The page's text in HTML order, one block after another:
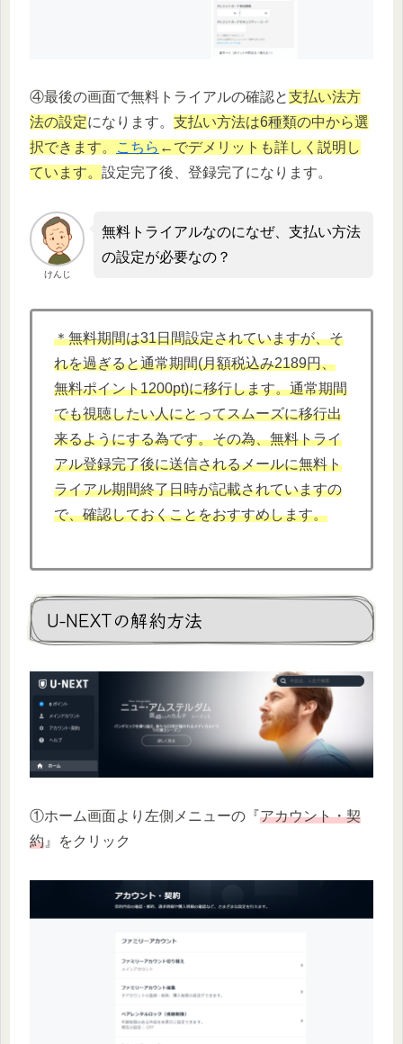
④最後の画面で無料トライアルの確認と支払い法方
法の設定になります。 支払い方法は6種類の中から選
択できます。
こちら ←でデメリットも詳しく説明し
ています。 設定完了後、登録完了になります。
けんじ
無料トライアルなのになぜ、支払い方法
の設定が必要なの？
＊無料期間は31日間設定されていますが、そ
れを過ぎると通常期間(月額税込み2189円、
無料ポイント1200pt)に移行します。通常期間
でも視聴したい人にとってスムーズに移行出
来るようにする為です。その為、無料トライ
アル登録完了後に送信されるメールに無料ト
ライアル期間終了日時が記載されていますの
で、確認しておくことをおすすめします。
U-NEXTの解約方法
①ホーム画面より左側メニューの『アカウント・契
約 』をクリック